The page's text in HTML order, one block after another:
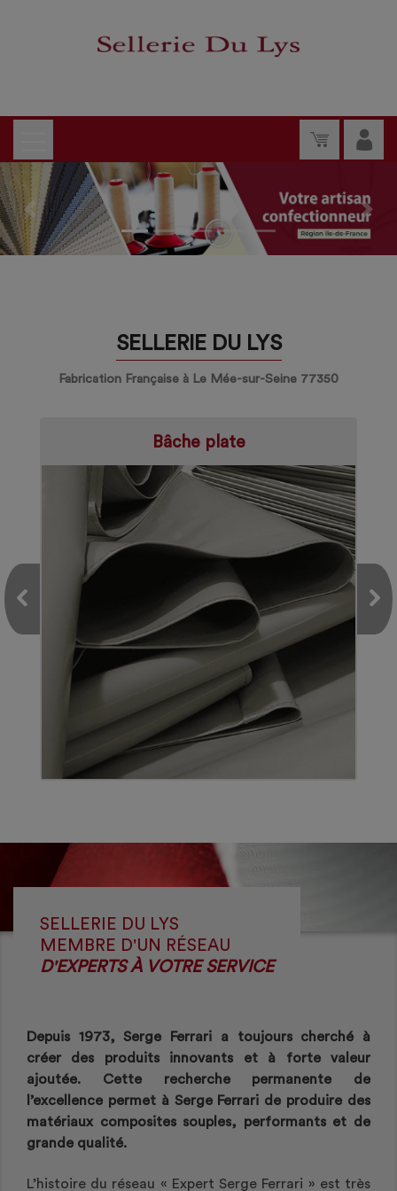
Previous Next
SELLERIE DU LYS
Fabrication Française à Le Mée-sur-Seine 77350
Bâche plate
SELLERIE DU LYS
MEMBRE D'UN RÉSEAU
D'EXPERTS À VOTRE SERVICE
Depuis 1973, Serge Ferrari a toujours cherché à
créer des produits innovants et à forte valeur
ajoutée. Cette recherche permanente de
l’excellence permet à Serge Ferrari de produire des
matériaux composites souples, performants et de
grande qualité.
L’histoire du réseau « Expert Serge Ferrari » est très